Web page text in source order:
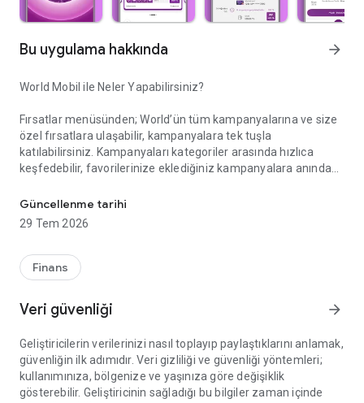
Bu uygulama hakkında arrow_forward
World Mobil ile Neler Yapabilirsiniz?
Fırsatlar menüsünden; World’ün tüm kampanyalarına ve size
özel fırsatlara ulaşabilir, kampanyalara tek tuşla
katılabilirsiniz. Kampanyaları kategoriler arasında hızlıca
keşfedebilir, favorilerinize eklediğiniz kampanyalara anında
aradığınız kampanyayı kolayca bulabilir, kampanya
katılımlarınızı, kazanım süreçlerinizi ve elde ettiğiniz puan ile
Kazandıklarım menüsünden; Kredi kartlarınız, TLcard’larınız
kazandığınız puan ve indirimleri görüntüleyebilir, harcadığınız
World Pay menüsünden; QR Kod ile Öde özelliği sayesinde
kart veya hesabınızdan zahmetsizce ödeme yapabilirsiniz.
Güncellenme tarihi
29 Tem 2026
Finans
Veri güvenliği arrow_forward
Geliştiricilerin verilerinizi nasıl toplayıp paylaştıklarını anlamak,
güvenliğin ilk adımıdır. Veri gizliliği ve güvenliği yöntemleri;
kullanımınıza, bölgenize ve yaşınıza göre değişiklik
gösterebilir. Geliştiricinin sağladığı bu bilgiler zaman içinde